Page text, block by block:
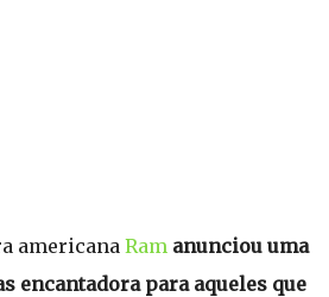
americana Ram anunciou uma
encantadora para aqueles que